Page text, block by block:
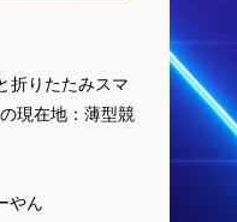
折りたたみスマ
現在地：薄型競
やん